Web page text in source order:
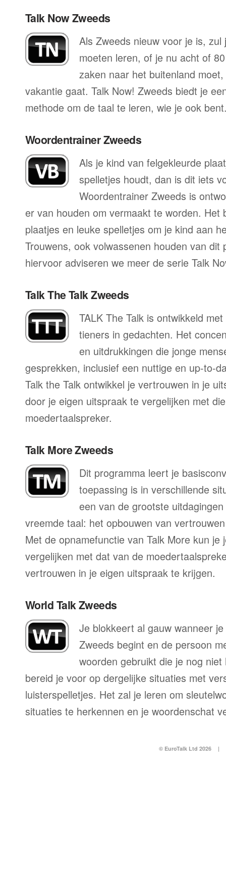
Talk Now Zweeds
Als Zweeds nieuw voor je is,
moeten leren, of je nu acht of
zaken naar het buitenland
vakantie gaat. Talk Now! Zweeds biedt je
methode om de taal te leren, wie je ook
Woordentrainer Zweeds
Als je kind van felgekleurde
spelletjes houdt, dan is dit iets
Woordentrainer Zweeds is
er van houden om vermaakt te worden. Het
plaatjes en leuke spelletjes om je kind aan
Trouwens, ook volwassenen houden van dit
hiervoor adviseren we meer de serie Talk
Talk The Talk Zweeds
TALK The Talk is ontwikkeld
tieners in gedachten. Het
en uitdrukkingen die jonge
gesprekken, inclusief een nuttige en up-to-
Talk the Talk ontwikkel je vertrouwen in je
door je eigen uitspraak te vergelijken met
moedertaalspreker.
Talk More Zweeds
Dit programma leert je
toepassing is in verschillende
een van de grootste
vreemde taal: het opbouwen van
Met de opnamefunctie van Talk More kun je
vergelijken met dat van de
vertrouwen in je eigen uitspraak te krijgen.
World Talk Zweeds
Je blokkeert al gauw wanneer
Zweeds begint en de persoon
woorden gebruikt die je nog
bereid je voor op dergelijke situaties met
luisterspelletjes. Het zal je leren om
situaties te herkennen en je woordenschat
© EuroTalk Ltd 2026 |